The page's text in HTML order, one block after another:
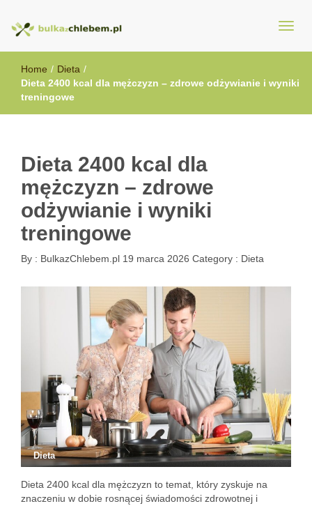
BulkazChlebem.pl
Home / Dieta /
Dieta 2400 kcal dla mężczyzn – zdrowe odżywianie i wyniki
treningowe
Dieta 2400 kcal dla
mężczyzn – zdrowe
odżywianie i wyniki
treningowe
By : BulkazChlebem.pl 19 marca 2026 Category : Dieta
Dieta
Dieta 2400 kcal dla mężczyzn to temat, który zyskuje na
znaczeniu w dobie rosnącej świadomości zdrowotnej i